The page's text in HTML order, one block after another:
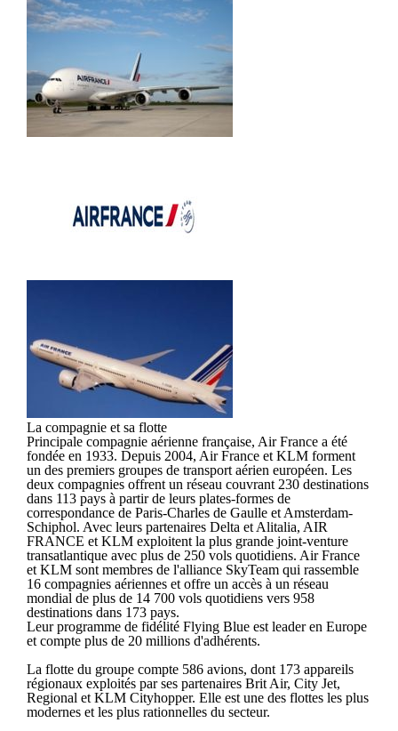
La compagnie et sa flotte
Principale compagnie aérienne française, Air France a été
fondée en 1933. Depuis 2004, Air France et KLM forment
un des premiers groupes de transport aérien européen. Les
deux compagnies offrent un réseau couvrant 230 destinations
dans 113 pays à partir de leurs plates-formes de
correspondance de Paris-Charles de Gaulle et Amsterdam-
Schiphol. Avec leurs partenaires Delta et Alitalia, AIR
FRANCE et KLM exploitent la plus grande joint-venture
transatlantique avec plus de 250 vols quotidiens. Air France
et KLM sont membres de l'alliance SkyTeam qui rassemble
16 compagnies aériennes et offre un accès à un réseau
mondial de plus de 14 700 vols quotidiens vers 958
destinations dans 173 pays.
Leur programme de fidélité Flying Blue est leader en Europe
et compte plus de 20 millions d'adhérents.
La flotte du groupe compte 586 avions, dont 173 appareils
régionaux exploités par ses partenaires Brit Air, City Jet,
Regional et KLM Cityhopper. Elle est une des flottes les plus
modernes et les plus rationnelles du secteur.